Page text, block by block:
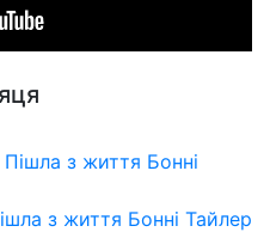
з життя Бонні Тайлер